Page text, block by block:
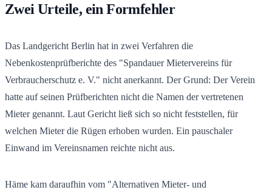
Zwei Urteile, ein Formfehler
Das Landgericht Berlin hat in zwei Verfahren die
Nebenkostenprüfberichte des "Spandauer Mietervereins für
Verbraucherschutz e. V." nicht anerkannt. Der Grund: Der Verein
hatte auf seinen Prüfberichten nicht die Namen der vertretenen
Mieter genannt. Laut Gericht ließ sich so nicht feststellen, für
welchen Mieter die Rügen erhoben wurden. Ein pauschaler
Einwand im Vereinsnamen reichte nicht aus.
Häme kam daraufhin vom "Alternativen Mieter- und